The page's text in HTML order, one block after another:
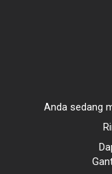
Anda sedang